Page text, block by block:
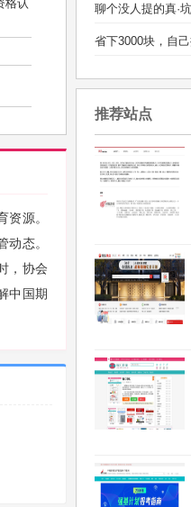
格认
源。
态。
，协会
中国期
聊个没人提的真·
推荐站点